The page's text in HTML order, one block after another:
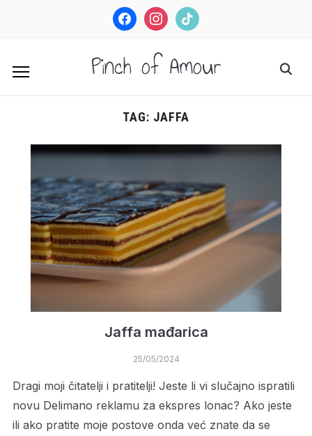
facebookinstagramtiktok
Pinch of Amour
TAG: JAFFA
Jaffa mađarica
25/05/2024
Dragi moji čitatelji i pratitelji! Jeste li vi slučajno ispratili
novu Delimano reklamu za ekspres lonac? Ako jeste
ili ako pratite moje postove onda već znate da se